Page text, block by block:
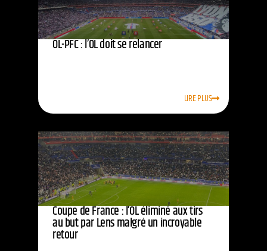
OL-PFC : l’OL doit se relancer
LIRE PLUS
Coupe de France : l’OL éliminé aux tirs
au but par Lens malgré un incroyable
retour